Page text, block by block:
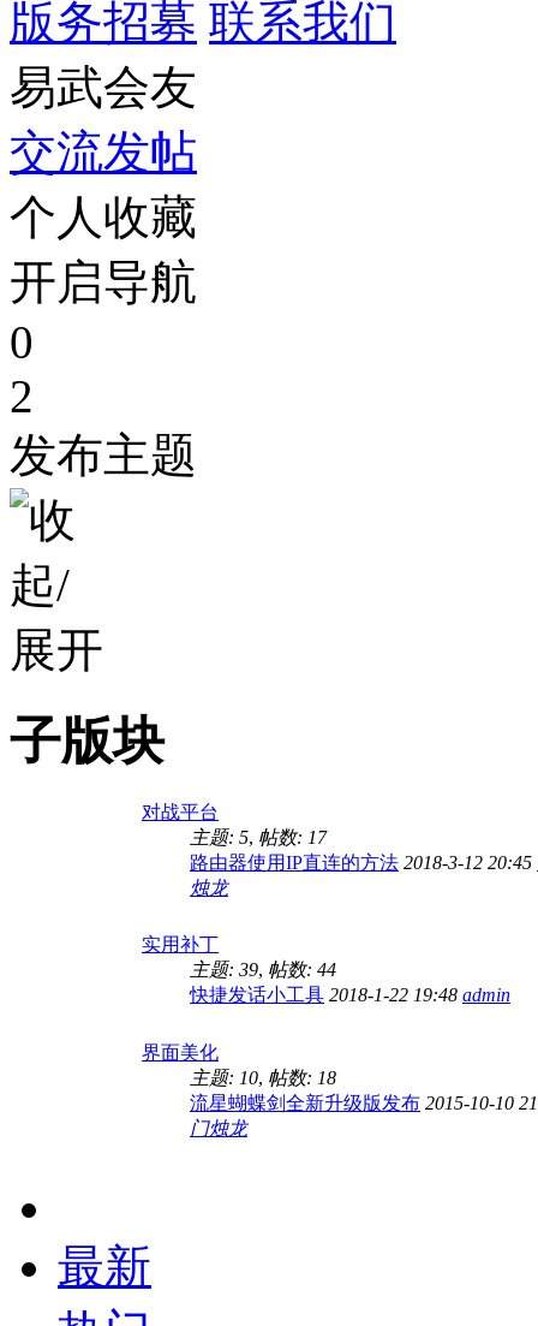
版务招募 联系我们
易武会友
交流发帖
个人收藏
开启导航
0
2
发布主题
子版块
对战平台
主题: 5, 帖数: 17
路由器使用IP直连的方法 2018-3-12 20:45
烛龙
实用补丁
主题: 39, 帖数: 44
快捷发话小工具 2018-1-22 19:48 admin
界面美化
主题: 10, 帖数: 18
流星蝴蝶剑全新升级版发布 2015-10-10
门烛龙
最新